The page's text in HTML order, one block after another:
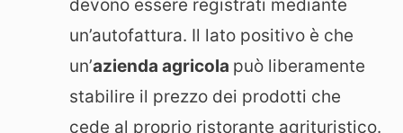
devono essere registrati mediante
un’autofattura. Il lato positivo è che
un’azienda agricola può liberamente
stabilire il prezzo dei prodotti che
cede al proprio ristorante agrituristico.